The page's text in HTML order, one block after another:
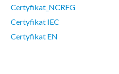
Certyfikat_NCRFG
Certyfikat IEC
Certyfikat EN